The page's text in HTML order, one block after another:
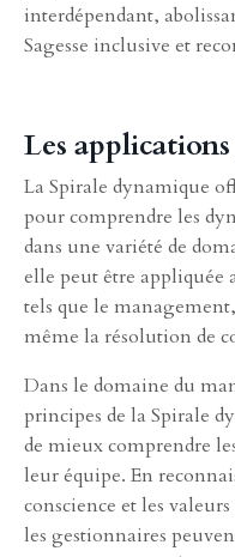
interdépendant,
Sagesse inclusive et
Les applications
La Spirale dynamique
pour comprendre les
dans une variété de
elle peut être appliquée
tels que le
même la résolution de
Dans le domaine du
principes de la Spirale
de mieux comprendre
leur équipe. En
conscience et les
les gestionnaires